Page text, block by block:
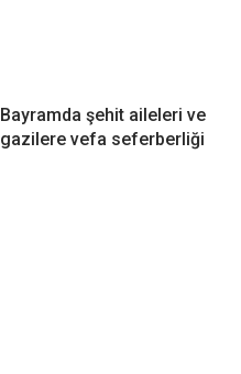
Bayramda şehit aileleri ve
gazilere vefa seferberliği